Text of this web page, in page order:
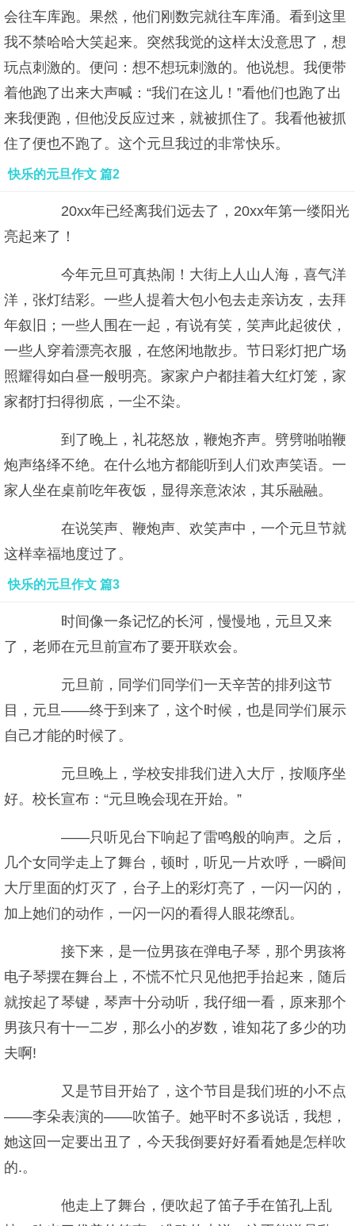
会往车库跑。果然，他们刚数完就往车库涌。看到这里
我不禁哈哈大笑起来。突然我觉的这样太没意思了，想
玩点刺激的。便问：想不想玩刺激的。他说想。我便带
着他跑了出来大声喊：“我们在这儿！”看他们也跑了出
来我便跑，但他没反应过来，就被抓住了。我看他被抓
住了便也不跑了。这个元旦我过的非常快乐。
快乐的元旦作文 篇2
20xx年已经离我们远去了，20xx年第一缕阳光
亮起来了！
今年元旦可真热闹！大街上人山人海，喜气洋
洋，张灯结彩。一些人提着大包小包去走亲访友，去拜
年叙旧；一些人围在一起，有说有笑，笑声此起彼伏，
一些人穿着漂亮衣服，在悠闲地散步。节日彩灯把广场
照耀得如白昼一般明亮。家家户户都挂着大红灯笼，家
家都打扫得彻底，一尘不染。
到了晚上，礼花怒放，鞭炮齐声。劈劈啪啪鞭
炮声络绎不绝。在什么地方都能听到人们欢声笑语。一
家人坐在桌前吃年夜饭，显得亲意浓浓，其乐融融。
在说笑声、鞭炮声、欢笑声中，一个元旦节就
这样幸福地度过了。
快乐的元旦作文 篇3
时间像一条记忆的长河，慢慢地，元旦又来
了，老师在元旦前宣布了要开联欢会。
元旦前，同学们同学们一天辛苦的排列这节
目，元旦——终于到来了，这个时候，也是同学们展示
自己才能的时候了。
元旦晚上，学校安排我们进入大厅，按顺序坐
好。校长宣布：“元旦晚会现在开始。”
——只听见台下响起了雷鸣般的响声。之后，
几个女同学走上了舞台，顿时，听见一片欢呼，一瞬间
大厅里面的灯灭了，台子上的彩灯亮了，一闪一闪的，
加上她们的动作，一闪一闪的看得人眼花缭乱。
接下来，是一位男孩在弹电子琴，那个男孩将
电子琴摆在舞台上，不慌不忙只见他把手抬起来，随后
就按起了琴键，琴声十分动听，我仔细一看，原来那个
男孩只有十一二岁，那么小的岁数，谁知花了多少的功
夫啊!
又是节目开始了，这个节目是我们班的小不点
——李朵表演的——吹笛子。她平时不多说话，我想，
她这回一定要出丑了，今天我倒要好好看看她是怎样吹
的.。
他走上了舞台，便吹起了笛子手在笛孔上乱